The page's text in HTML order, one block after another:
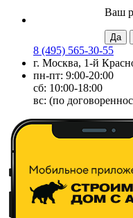
Ваш
8 (495) 565-30-55
г. Москва, 1-й
пн-пт: 9:00-20:00
сб: 10:00-18:00
вс: (по